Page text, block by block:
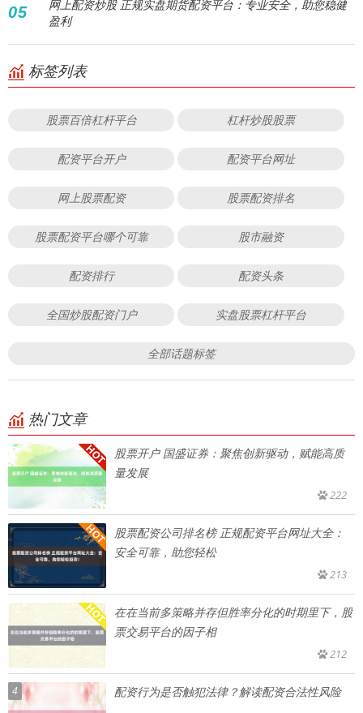
05
网上配资炒股 正规实盘期货配资平台：专业安全，助您稳健
盈利
标签列表
股票百倍杠杆平台 杠杆炒股股票
配资平台开户 配资平台网址
网上股票配资 股票配资排名
股票配资平台哪个可靠 股市融资
配资排行 配资头条
全国炒股配资门户 实盘股票杠杆平台
全部话题标签
热门文章
股票开户 国盛证券：聚焦创新驱动，赋能高质
量发展
222
股票配资公司排名榜 正规配资平台网址大全：
安全可靠，助您轻松
213
在在当前多策略并存但胜率分化的时期里下，股
票交易平台的因子相
212
4 配资行为是否触犯法律？解读配资合法性风险